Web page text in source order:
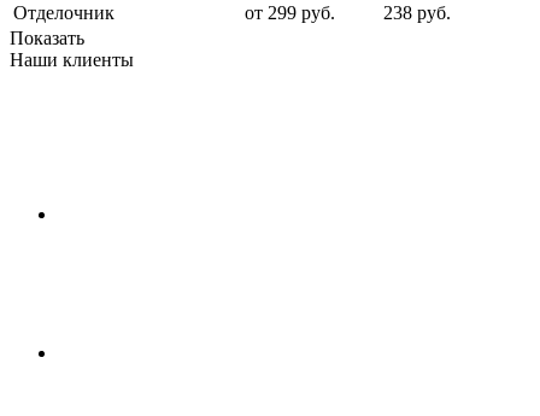
Отделочник
от 299 руб.
238 руб.
Показать
Наши клиенты